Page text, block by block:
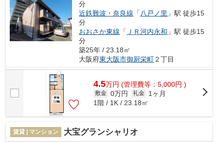
分
近鉄難波・奈良線 「八戸ノ里 」駅 徒歩15
分
おおさか東線 「 ＪＲ河内永和 」駅 徒歩15
分
築25年 / 23.18㎡
大阪府東大阪市御厨栄町２丁目
4.5万円 (管理費等：5,000円 )
敷金 0万円 礼金
1ヶ月
1階 / 1K / 23.18㎡
賃貸 | マンション 大宝グランシャリオ